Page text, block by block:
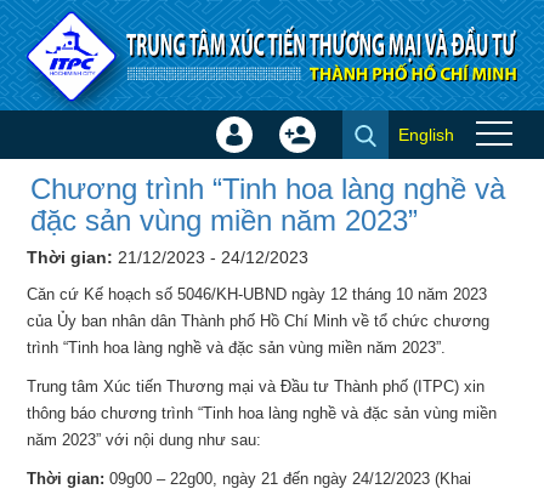
Truy cập nội dung luôn
Chương trình “Tinh hoa làng
nghề và đặc sản vùng miền
năm 2023” - Hội chợ - Triển
lãm
Đăng
Tạo
khoản
English
×
Chương trình “Tinh hoa làng nghề và
đặc sản vùng miền năm 2023”
Thời gian: 21/12/2023 - 24/12/2023
Căn cứ Kế hoạch số 5046/KH-UBND ngày 12 tháng 10 năm 2023
của Ủy ban nhân dân Thành phố Hồ Chí Minh về tổ chức chương
trình “Tinh hoa làng nghề và đặc sản vùng miền năm 2023”.
Trung tâm Xúc tiến Thương mại và Đầu tư Thành phố (ITPC) xin
thông báo chương trình “Tinh hoa làng nghề và đặc sản vùng miền
năm 2023” với nội dung như sau:
Thời gian: 09g00 – 22g00, ngày 21 đến ngày 24/12/2023 (Khai